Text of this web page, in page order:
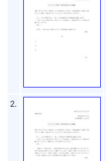
2.